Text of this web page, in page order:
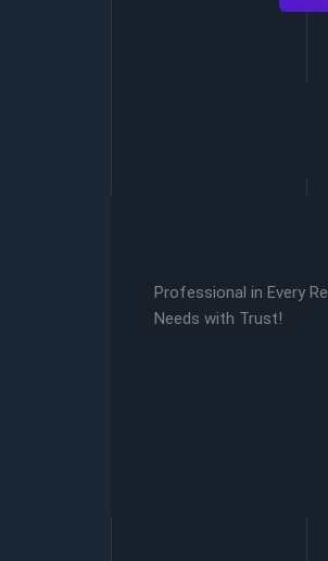
Professional in Every
Needs with Trust!